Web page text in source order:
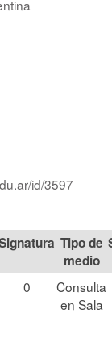
id/3597
Tipo de
medio
0
Consulta
en Sala